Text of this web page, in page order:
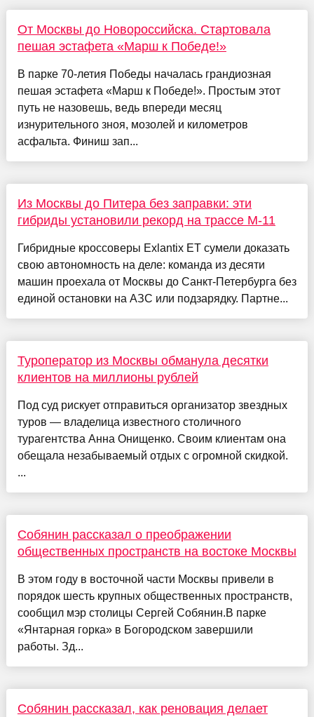
От Москвы до Новороссийска. Стартовала
пешая эстафета «Марш к Победе!»
В парке 70-летия Победы началась грандиозная
пешая эстафета «Марш к Победе!». Простым этот
путь не назовешь, ведь впереди месяц
изнурительного зноя, мозолей и километров
асфальта. Финиш зап...
Из Москвы до Питера без заправки: эти
гибриды установили рекорд на трассе М-11
Гибридные кроссоверы Exlantix ET сумели доказать
свою автономность на деле: команда из десяти
машин проехала от Москвы до Санкт-Петербурга без
единой остановки на АЗС или подзарядку. Партне...
Туроператор из Москвы обманула десятки
клиентов на миллионы рублей
Под суд рискует отправиться организатор звездных
туров — владелица известного столичного
турагентства Анна Онищенко. Своим клиентам она
обещала незабываемый отдых с огромной скидкой.
...
Собянин рассказал о преображении
общественных пространств на востоке Москвы
В этом году в восточной части Москвы привели в
порядок шесть крупных общественных пространств,
сообщил мэр столицы Сергей Собянин.В парке
«Янтарная горка» в Богородском завершили
работы. Зд...
Собянин рассказал, как реновация делает